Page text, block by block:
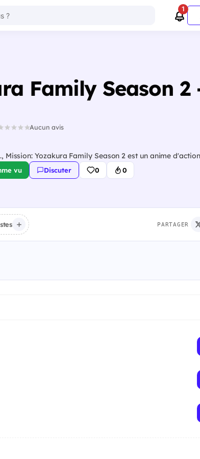
1
Family Season 2
Aucun avis
Yozakura Family Season 2 est un anime
vu Discuter 0 0
PARTAGER